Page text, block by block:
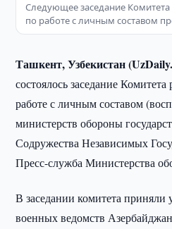
Следующее заседание
по работе с личным составом
Ташкент, Узбекистан
состоялось заседание
работе с личным составом
министерств обороны
Содружества Независимых
Пресс-служба Министерства
В заседании комитета приняли
военных ведомств